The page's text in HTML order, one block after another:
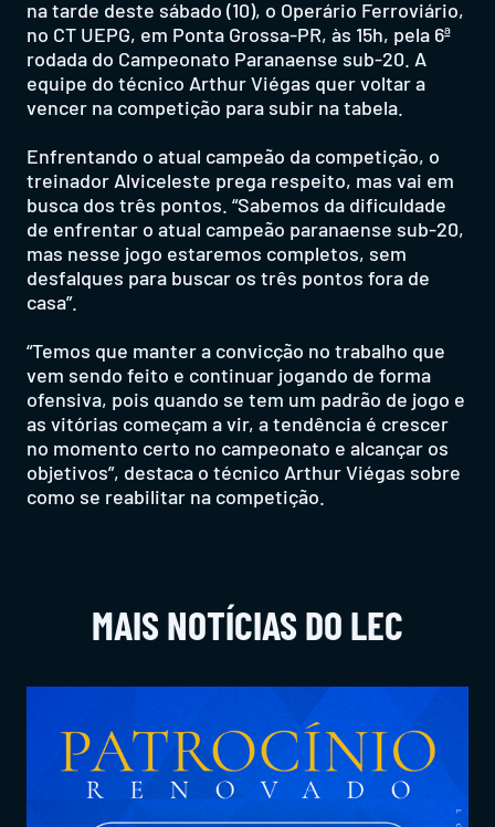
na tarde deste sábado (10), o Operário Ferroviário,
no CT UEPG, em Ponta Grossa-PR, às 15h, pela 6ª
rodada do Campeonato Paranaense sub-20. A
equipe do técnico Arthur Viégas quer voltar a
vencer na competição para subir na tabela.
Enfrentando o atual campeão da competição, o
treinador Alviceleste prega respeito, mas vai em
busca dos três pontos. “Sabemos da dificuldade
de enfrentar o atual campeão paranaense sub-20,
mas nesse jogo estaremos completos, sem
desfalques para buscar os três pontos fora de
casa”.
“Temos que manter a convicção no trabalho que
vem sendo feito e continuar jogando de forma
ofensiva, pois quando se tem um padrão de jogo e
as vitórias começam a vir, a tendência é crescer
no momento certo no campeonato e alcançar os
objetivos”, destaca o técnico Arthur Viégas sobre
como se reabilitar na competição.
MAIS NOTÍCIAS DO LEC